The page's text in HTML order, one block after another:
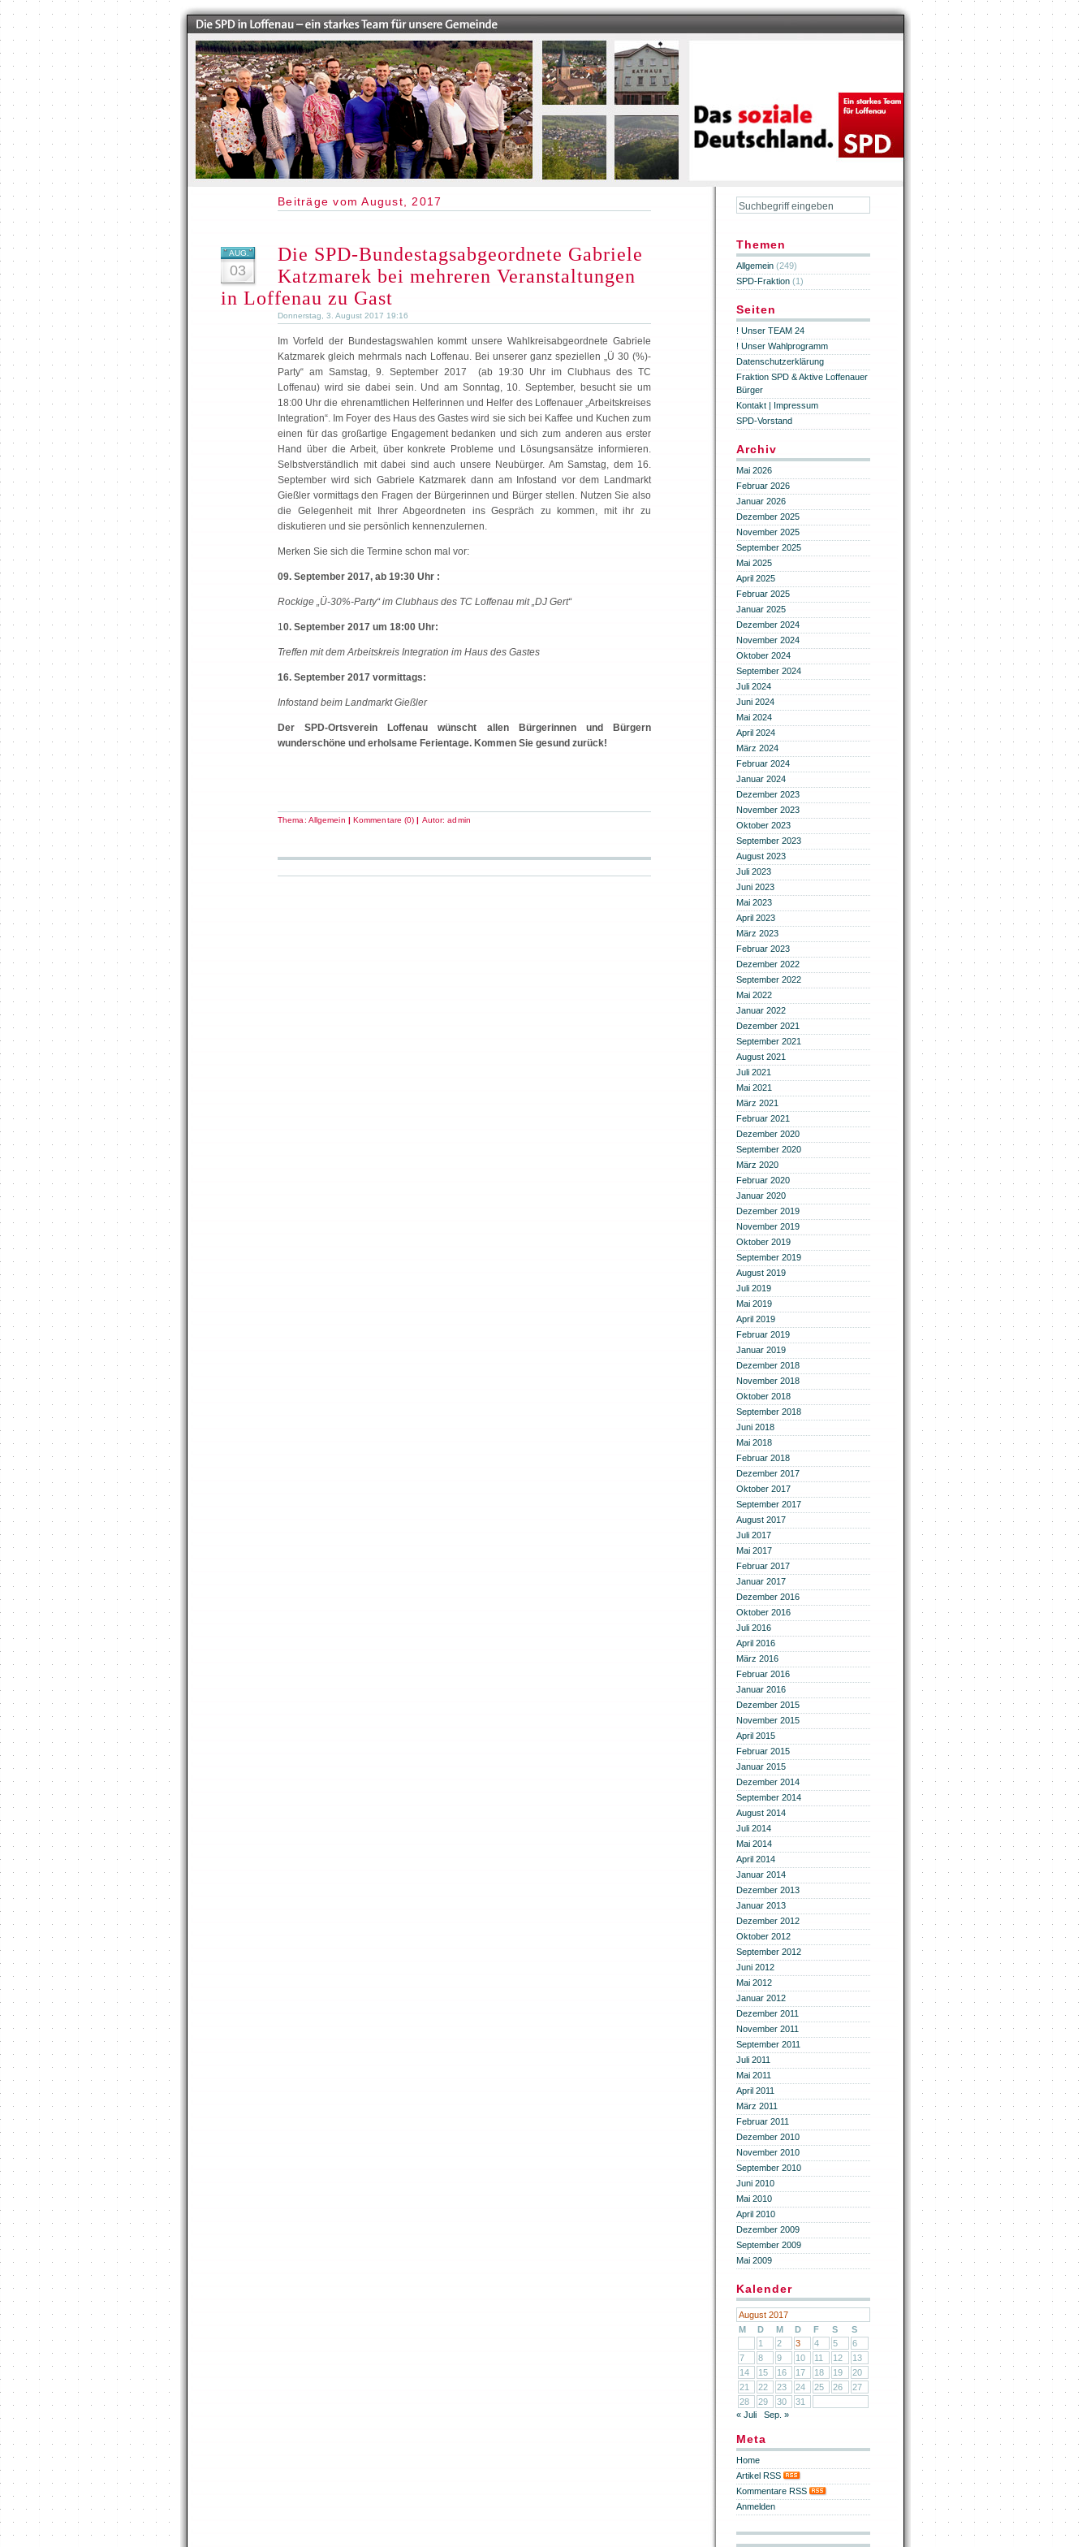
Beiträge vom August, 2017
AUG.
03
Die SPD-Bundestagsabgeordnete Gabriele
Katzmarek bei mehreren Veranstaltungen
in Loffenau zu Gast
Donnerstag, 3. August 2017 19:16
Im Vorfeld der Bundestagswahlen kommt unsere Wahlkreisabgeordnete Gabriele
Katzmarek gleich mehrmals nach Loffenau. Bei unserer ganz speziellen „Ü 30 (%)-
Party“ am Samstag, 9. September 2017 (ab 19:30 Uhr im Clubhaus des TC
Loffenau) wird sie dabei sein. Und am Sonntag, 10. September, besucht sie um
18:00 Uhr die ehrenamtlichen Helferinnen und Helfer des Loffenauer „Arbeitskreises
Integration“. Im Foyer des Haus des Gastes wird sie sich bei Kaffee und Kuchen zum
einen für das großartige Engagement bedanken und sich zum anderen aus erster
Hand über die Arbeit, über konkrete Probleme und Lösungsansätze informieren.
Selbstverständlich mit dabei sind auch unsere Neubürger. Am Samstag, dem 16.
September wird sich Gabriele Katzmarek dann am Infostand vor dem Landmarkt
Gießler vormittags den Fragen der Bürgerinnen und Bürger stellen. Nutzen Sie also
die Gelegenheit mit Ihrer Abgeordneten ins Gespräch zu kommen, mit ihr zu
diskutieren und sie persönlich kennenzulernen.
Merken Sie sich die Termine schon mal vor:
09. September 2017, ab 19:30 Uhr :
Rockige „Ü-30%-Party“ im Clubhaus des TC Loffenau mit „DJ Gert“
10. September 2017 um 18:00 Uhr:
Treffen mit dem Arbeitskreis Integration im Haus des Gastes
16. September 2017 vormittags:
Infostand beim Landmarkt Gießler
Der SPD-Ortsverein Loffenau wünscht allen Bürgerinnen und Bürgern
wunderschöne und erholsame Ferientage. Kommen Sie gesund zurück!
Thema: Allgemein | Kommentare (0) | Autor:admin
Themen
Allgemein (249)
SPD-Fraktion (1)
Seiten
! Unser TEAM 24
! Unser Wahlprogramm
Datenschutzerklärung
Fraktion SPD & Aktive Loffenauer
Bürger
Kontakt | Impressum
SPD-Vorstand
Archiv
Mai 2026
Februar 2026
Januar 2026
Dezember 2025
November 2025
September 2025
Mai 2025
April 2025
Februar 2025
Januar 2025
Dezember 2024
November 2024
Oktober 2024
September 2024
Juli 2024
Juni 2024
Mai 2024
April 2024
März 2024
Februar 2024
Januar 2024
Dezember 2023
November 2023
Oktober 2023
September 2023
August 2023
Juli 2023
Juni 2023
Mai 2023
April 2023
März 2023
Februar 2023
Dezember 2022
September 2022
Mai 2022
Januar 2022
Dezember 2021
September 2021
August 2021
Juli 2021
Mai 2021
März 2021
Februar 2021
Dezember 2020
September 2020
März 2020
Februar 2020
Januar 2020
Dezember 2019
November 2019
Oktober 2019
September 2019
August 2019
Juli 2019
Mai 2019
April 2019
Februar 2019
Januar 2019
Dezember 2018
November 2018
Oktober 2018
September 2018
Juni 2018
Mai 2018
Februar 2018
Dezember 2017
Oktober 2017
September 2017
August 2017
Juli 2017
Mai 2017
Februar 2017
Januar 2017
Dezember 2016
Oktober 2016
Juli 2016
April 2016
März 2016
Februar 2016
Januar 2016
Dezember 2015
November 2015
April 2015
Februar 2015
Januar 2015
Dezember 2014
September 2014
August 2014
Juli 2014
Mai 2014
April 2014
Januar 2014
Dezember 2013
Januar 2013
Dezember 2012
Oktober 2012
September 2012
Juni 2012
Mai 2012
Januar 2012
Dezember 2011
November 2011
September 2011
Juli 2011
Mai 2011
April 2011
März 2011
Februar 2011
Dezember 2010
November 2010
September 2010
Juni 2010
Mai 2010
April 2010
Dezember 2009
September 2009
Mai 2009
Kalender
August 2017
M
D M D F S
S
1
2 3 4 5
6
7
8 9 10 11 12
13
14
15 16 17 18 19
20
21
22 23 24 25 26
27
28
29 30
31
« Juli
Sep. »
Meta
Home
Artikel RSS
Kommentare RSS
Anmelden